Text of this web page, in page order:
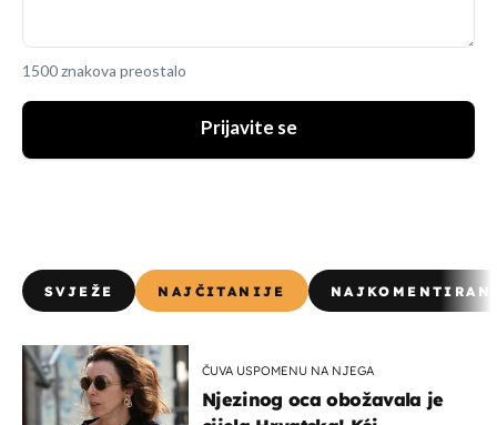
1500 znakova preostalo
Prijavite se
SVJEŽE NAJČITANIJE
ČUVA USPOMENU NA NJEGA
Njezinog oca obožavala je